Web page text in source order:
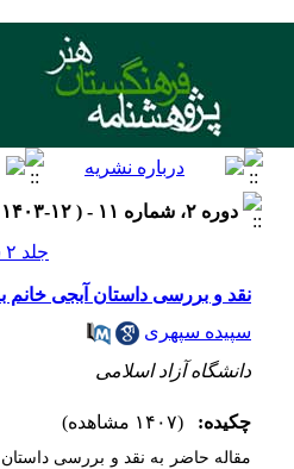
دوره ۲، شماره ۱۱ - ( ۱۲-۱۴۰۳ )
جلد ۲ شماره ۱۱ صفحات ۱۳۱-۱۱۹
نقد و بررسی داستان آبجی خانم
سپیده سپهری
دانشگاه آزاد اسلامی
چکیده: (۱۴۰۷ مشاهده)